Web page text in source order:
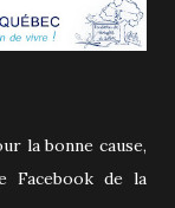
la bonne cause,
Facebook de la